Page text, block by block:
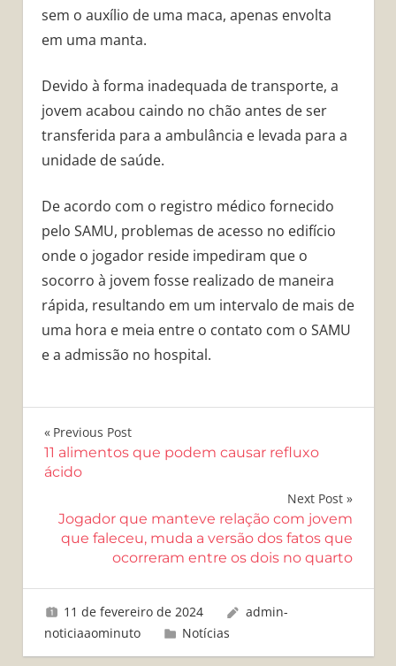
sem o auxílio de uma maca, apenas envolta
em uma manta.
Devido à forma inadequada de transporte, a
jovem acabou caindo no chão antes de ser
transferida para a ambulância e levada para a
unidade de saúde.
De acordo com o registro médico fornecido
pelo SAMU, problemas de acesso no edifício
onde o jogador reside impediram que o
socorro à jovem fosse realizado de maneira
rápida, resultando em um intervalo de mais de
uma hora e meia entre o contato com o SAMU
e a admissão no hospital.
Navegação
de
Post
Previous Post
11 alimentos que podem causar refluxo
ácido
Next Post
Jogador que manteve relação com jovem
que faleceu, muda a versão dos fatos que
ocorreram entre os dois no quarto
11 de fevereiro de 2024
admin-
noticiaaominuto
Notícias